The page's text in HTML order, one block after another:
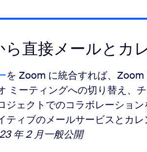
直接メールとカ
を Zoom に統合すれば、Zoom
ミーティングへの切り替え、
ジェクトでのコラボレーショ
ティブのメールサービスとカ
年 2 月一般公開